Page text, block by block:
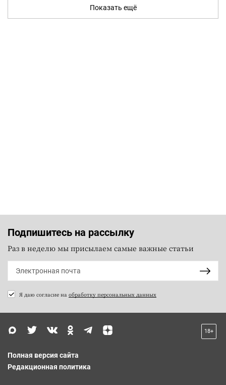
Показать ещё
Подпишитесь на рассылку
Раз в неделю мы присылаем самые важные статьи
Я даю согласие на обработку персональных данных
18+
Полная версия сайта
Редакционная политика